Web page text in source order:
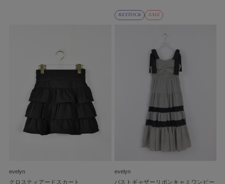
evelyn
クロスティアードスカート
RESTOCK SALE
evelyn
バストギャザーリボンキャミワンピー